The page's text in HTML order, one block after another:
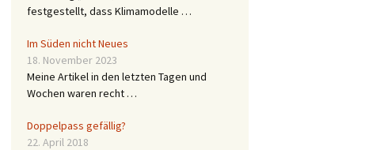
festgestellt, dass Klimamodelle …
Im Süden nicht Neues
18. November 2023
Meine Artikel in den letzten Tagen und
Wochen waren recht …
Doppelpass gefällig?
22. April 2018